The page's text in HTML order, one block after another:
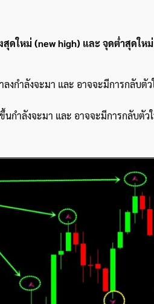
สุดใหม่ (new high) และ จุดต่ำสุดให
งกำลังจะมา และ อาจจะมีการกลับตัว
นกำลังจะมา และ อาจจะมีการกลับตัวใ